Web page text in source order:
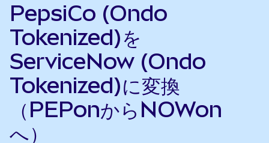
PepsiCo (Ondo
Tokenized)を
ServiceNow (Ondo
Tokenized)に変換
（PEPonからNOWon
へ）